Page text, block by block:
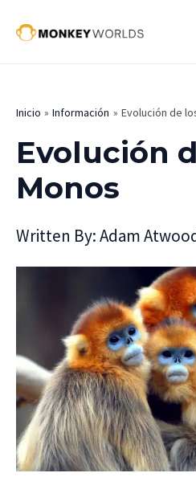
Inicio Información Evolución de
Evolución
Monos
Written By:Adam